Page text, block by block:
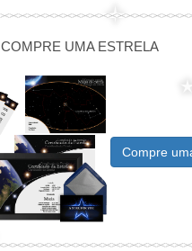
COMPRE UMA ESTRELA
Compre